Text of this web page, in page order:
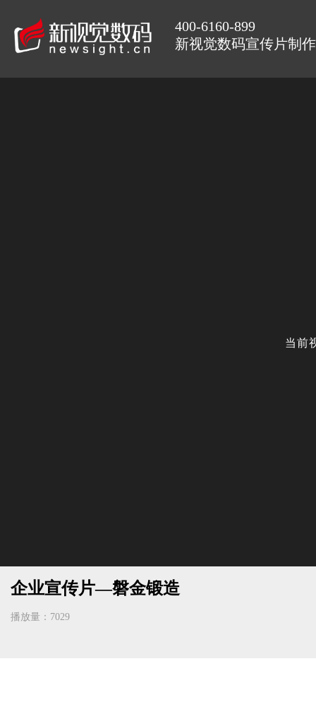
400-6160-899
新视觉数码宣传片制
企业宣传片—磐金锻造
播放量：7029